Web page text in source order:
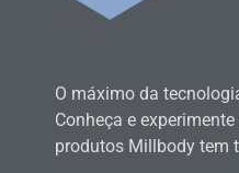
O máximo da
Conheça e
produtos Millbody tem